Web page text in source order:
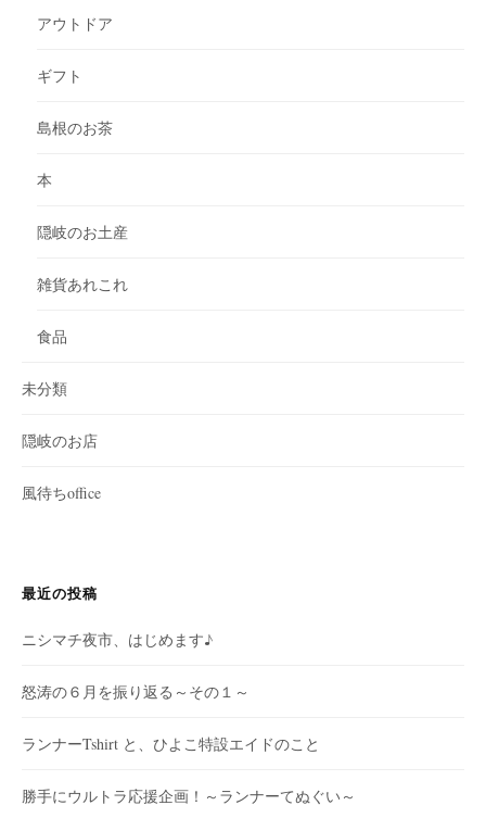
アウトドア
ギフト
島根のお茶
本
隠岐のお土産
雑貨あれこれ
食品
未分類
隠岐のお店
風待ちoffice
最近の投稿
ニシマチ夜市、はじめます♪
怒涛の６月を振り返る～その１～
ランナーTshirt と、ひよこ特設エイドのこと
勝手にウルトラ応援企画！～ランナーてぬぐい～